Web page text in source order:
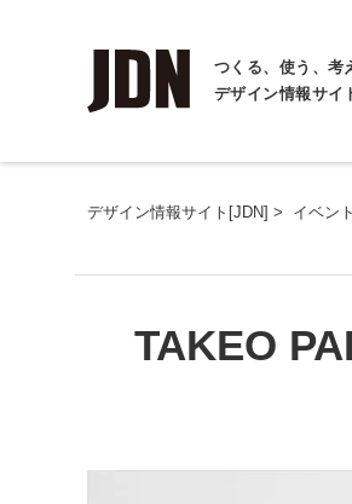
つくる、使う、考
デザイン情報サイ
デザイン情報サイト[JDN] > イベント
TAKEO